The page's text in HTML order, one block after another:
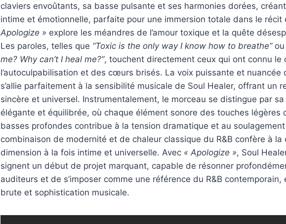
claviers envoûtants, sa basse pulsante et ses harmonies dorées,
intime et émotionnelle, parfaite pour une immersion totale dans le récit
Apologize » explore les méandres de l’amour toxique et la quête
Les paroles, telles que “Toxic is the only way I know how to breathe”ou
me? Why can’t I heal me?”, touchent directement ceux qui ont connu le
l’autoculpabilisation et des cœurs brisés. La voix puissante et nuancée
s’allie parfaitement à la sensibilité musicale de Soul Healer, offrant un
sincère et universel. Instrumentalement, le morceau se distingue par
élégante et équilibrée, où chaque élément sonore des touches légères
basses profondes contribue à la tension dramatique et au
combinaison de modernité et de chaleur classique du R&B confère à la
dimension à la fois intime et universelle. Avec « Apologize », Soul
signent un début de projet marquant, capable de résonner
auditeurs et de s’imposer comme une référence du R&B contemporain,
brute et sophistication musicale.